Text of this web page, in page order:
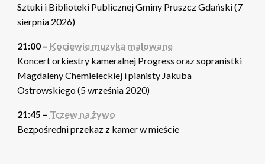
Sztuki i Biblioteki Publicznej Gminy Pruszcz Gdański (7
sierpnia 2026)
21:00 – Kociewie muzyką malowane
Koncert orkiestry kameralnej Progress oraz sopranistki
Magdaleny Chemieleckiej i pianisty Jakuba
Ostrowskiego (5 września 2020)
21:45 – Tczew na żywo
Bezpośredni przekaz z kamer w mieście